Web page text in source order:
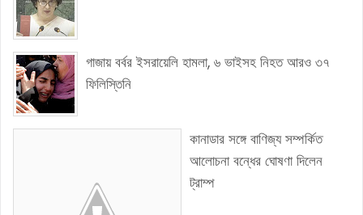
গাজায় বর্বর ইসরায়েলি হামলা, ৬ ভাইসহ নিহত আরও ৩৭
ফিলিস্তিনি
কানাডার সঙ্গে বাণিজ্য সম্পর্কিত
আলোচনা বন্ধের ঘোষণা দিলেন
ট্রাম্প